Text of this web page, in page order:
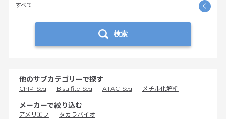
すべて く
検索
他のサブカテゴリーで探す
ChIP-Seq Bisulfite-Seq ATAC-Seq メチル化解析
メーカーで絞り込む
アメリエフ タカラバイオ